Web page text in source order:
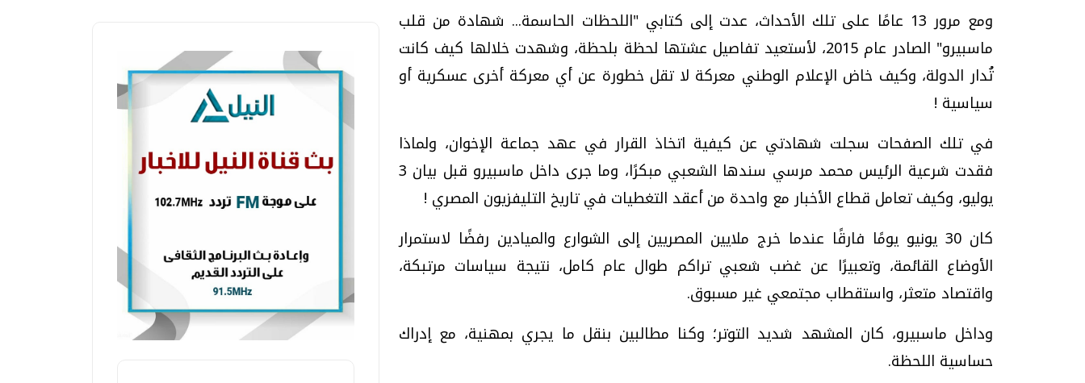
ومع مرور 13 عامًا على تلك الأحداث، عدت إلى كتابي "اللحظات الحاسمة... شهادة من قلب
ماسبيرو" الصادر عام 2015، لأستعيد تفاصيل عشتها لحظة بلحظة، وشهدت خلالها كيف كانت
تُدار الدولة، وكيف خاض الإعلام الوطني معركة لا تقل خطورة عن أي معركة أخرى عسكرية أو
سياسية !
في تلك الصفحات سجلت شهادتي عن كيفية اتخاذ القرار في عهد جماعة الإخوان، ولماذا
فقدت شرعية الرئيس محمد مرسي سندها الشعبي مبكرًا، وما جرى داخل ماسبيرو قبل بيان 3
يوليو، وكيف تعامل قطاع الأخبار مع واحدة من أعقد التغطيات في تاريخ التليفزيون المصري !
كان 30 يونيو يومًا فارقًا عندما خرج ملايين المصريين إلى الشوارع والميادين رفضًا لاستمرار
الأوضاع القائمة، وتعبيرًا عن غضب شعبي تراكم طوال عام كامل، نتيجة سياسات مرتبكة،
واقتصاد متعثر، واستقطاب مجتمعي غير مسبوق.
وداخل ماسبيرو، كان المشهد شديد التوتر؛ وكنا مطالبين بنقل ما يجري بمهنية، مع إدراك
حساسية اللحظة.